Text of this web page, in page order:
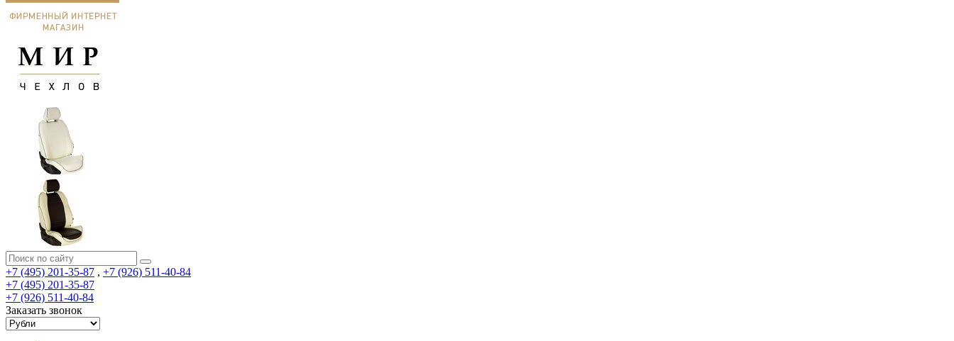
+7 (495) 201-35-87 , +7 (926) 511-40-84
+7 (495) 201-35-87
+7 (926) 511-40-84
Заказать звонок